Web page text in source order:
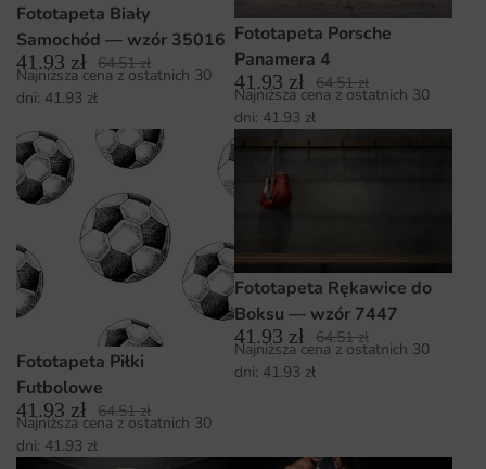
Fototapeta Biały
Samochód — wzór 35016
41.93 zł 64.51zł
Najniższa cena z ostatnich 30
dni: 41.93 zł
Fototapeta Porsche
Panamera 4
41.93 zł 64.51zł
Najniższa cena z ostatnich 30
dni: 41.93 zł
Fototapeta Piłki
Futbolowe
41.93 zł 64.51zł
Najniższa cena z ostatnich 30
dni: 41.93 zł
Fototapeta Rękawice do
Boksu — wzór 7447
41.93 zł 64.51zł
Najniższa cena z ostatnich 30
dni: 41.93 zł